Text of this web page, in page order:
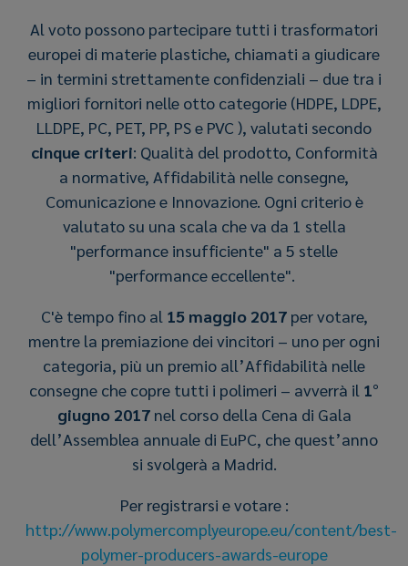
Al voto possono partecipare tutti i trasformatori
europei di materie plastiche, chiamati a giudicare
– in termini strettamente confidenziali – due tra i
migliori fornitori nelle otto categorie (HDPE, LDPE,
LLDPE, PC, PET, PP, PS e PVC ), valutati secondo
cinque criteri: Qualità del prodotto, Conformità
a normative, Affidabilità nelle consegne,
Comunicazione e Innovazione. Ogni criterio è
valutato su una scala che va da 1 stella
"performance insufficiente" a 5 stelle
"performance eccellente".
C'è tempo fino al 15 maggio 2017 per votare,
mentre la premiazione dei vincitori – uno per ogni
categoria, più un premio all’Affidabilità nelle
consegne che copre tutti i polimeri – avverrà il 1°
giugno 2017nel corso della Cena di Gala
dell’Assemblea annuale di EuPC, che quest’anno
si svolgerà a Madrid.
Per registrarsi e votare :
http://www.polymercomplyeurope.eu/content/best-
polymer-producers-awards-europe